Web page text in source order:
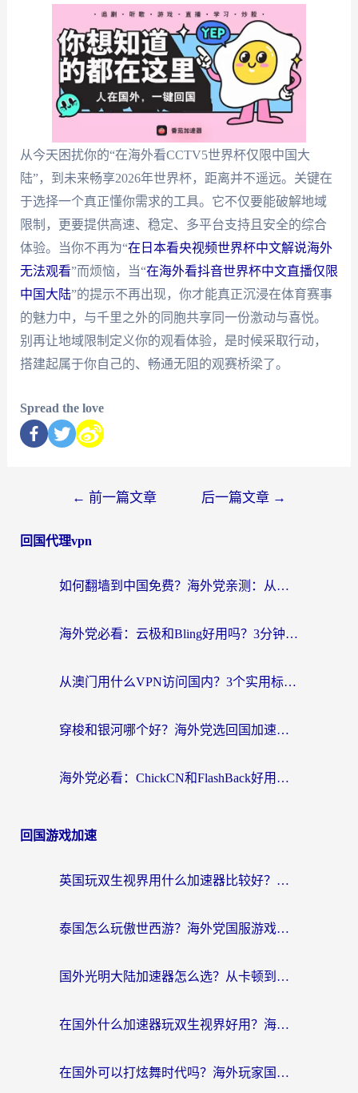
从今天困扰你的“在海外看CCTV5世界杯仅限中国大
陆”，到未来畅享2026年世界杯，距离并不遥远。关键在
于选择一个真正懂你需求的工具。它不仅要能破解地域
限制，更要提供高速、稳定、多平台支持且安全的综合
体验。当你不再为“在日本看央视频世界杯中文解说海外
无法观看”而烦恼，当“在海外看抖音世界杯中文直播仅限
中国大陆”的提示不再出现，你才能真正沉浸在体育赛事
的魅力中，与千里之外的同胞共享同一份激动与喜悦。
别再让地域限制定义你的观看体验，是时候采取行动，
搭建起属于你自己的、畅通无阻的观赛桥梁了。
Spread the love
← 前一篇文章 后一篇文章 →
回国代理vpn
如何翻墙到中国免费？海外党亲测：从踩坑到选对加速器的全攻略
海外党必看：云极和Bling好用吗？3分钟教你选对回国加速器
从澳门用什么VPN访问国内？3个实用标准帮你避开坑，无缝刷剧听歌
穿梭和银河哪个好？海外党选回国加速器的避坑指南，附番茄加速器实测体验
海外党必看：ChickCN和FlashBack好用吗？3招教你选对回国加速器（附云极、HomeCN、斧牛vs艾果对比）
回国游戏加速
英国玩双生视界用什么加速器比较好？海外党亲测有效的国服游戏加速方案
泰国怎么玩傲世西游？海外党国服游戏加速终极攻略（附光明大陆量子特攻实测）
国外光明大陆加速器怎么选？从卡顿到丝滑的终极指南（含德国玩走开外星人墨西哥玩俄罗斯方块技巧）
在国外什么加速器玩双生视界好用？海外党亲测不踩坑的终极指南
在国外可以打炫舞时代吗？海外玩家国服游戏加速全攻略（附实测推荐）